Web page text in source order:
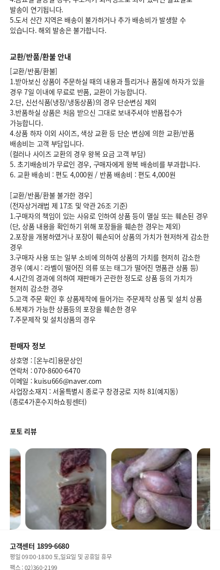
발송이 연기됩니다.
5.도서 산간 지역은 배송이 불가하거나 추가 배송비가 발생할 수
있습니다. 해외 발송은 불가합니다.
교환/반품/환불 안내
[교환/반품/환불]
1.받아보신 상품이 주문하실 때의 내용과 틀리거나 품질에 하자가 있을
경우 7일 이내에 무료로 반품, 교환이 가능합니다.
2.단, 신선식품(냉장/냉동상품)의 경우 단순변심 제외
3.반품하실 상품은 처음 받으신 그대로 보내주셔야 반품접수가
가능합니다.
4.상품 하자 이외 사이즈, 색상 교환 등 단순 변심에 의한 교환/반품
배송비는 고객 부담입니다.
(컬러나 사이즈 교환의 경우 왕복 요금 고객 부담)
5. 초기배송비가 무료인 경우, 구매자에게 왕복 배송비를 부과합니다.
6. 교환 배송비 : 편도 4,000원 / 반품 배송비 : 편도 4,000원
[교환/반품/환불 불가한 경우]
(전자상거래법 제 17조 및 약관 26조 기준)
1.구매자의 책임이 있는 사유로 인하여 상품 등이 멸실 또는 훼손된 경우
(단, 상품 내용을 확인하기 위해 포장들을 훼손한 경우는 제외)
2.포장을 개봉하였거나 포장이 훼손되어 상품의 가치가 현저하게 감소한
경우
3.구매자 사용 또는 일부 소비에 의하여 상품의 가치를 현저히 감소한
경우 (예시 : 라벨이 떨어진 의류 또는 태그가 떨어진 명품관 상품 등)
4.시간의 경과에 의하여 재판매가 곤란한 정도로 상품 등의 가치가
현저히 감소한 경우
5.고객 주문 확인 후 상품제작에 들어가는 주문제작 상품 및 설치 상품
6.복제가 가능한 상품등의 포장을 훼손한 경우
7.주문제작 및 설치상품의 경우
판매자 정보
상호명 : [온누리]용문상인
연락처 : 070-8600-6470
이메일 : kuisu666@naver.com
사업장소재지 : 서울특별시 종로구 창경궁로 지하 81(예지동)
(종로4가혼수지하쇼핑센터)
포토 리뷰
고객센터 1899-6680
평일 09:00-18:00 토,일요일 및 공휴일 휴무
팩스 : 02)360-2199